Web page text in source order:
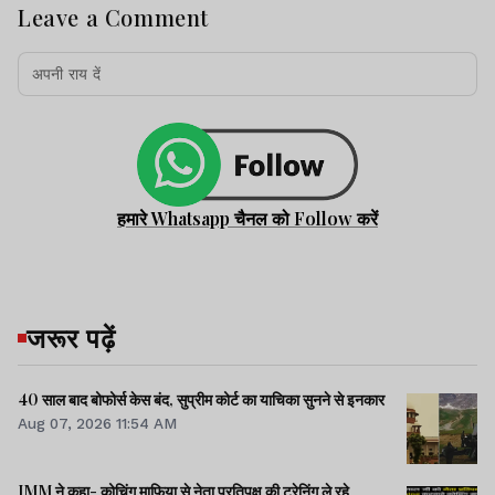
Leave a Comment
हमारे Whatsapp चैनल को Follow करें
जरूर पढ़ें
40 साल बाद बोफोर्स केस बंद, सुप्रीम कोर्ट का याचिका सुनने से इनकार
Aug 07, 2026 11:54 AM